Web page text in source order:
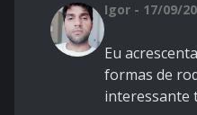
Igor - 17/09/
Eu
formas de
interessante